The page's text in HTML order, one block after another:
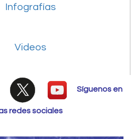
Infografías
Videos
Síguenos en
redes sociales